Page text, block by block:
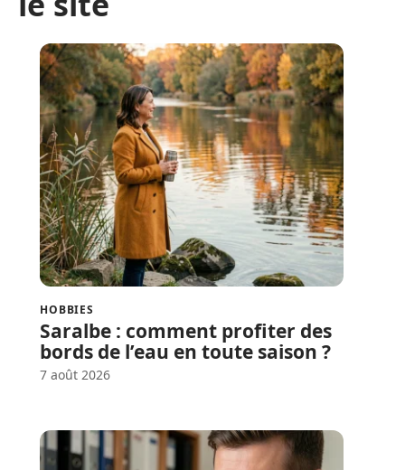
HOBBIES
Saralbe : comment profiter des
bords de l’eau en toute saison ?
7 août 2026